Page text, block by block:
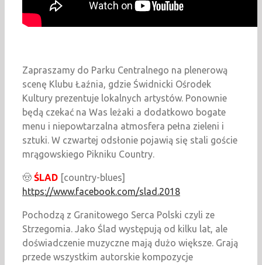
Zapraszamy do Parku Centralnego na plenerową
scenę Klubu Łaźnia, gdzie Świdnicki Ośrodek
Kultury prezentuje lokalnych artystów. Ponownie
będą czekać na Was leżaki a dodatkowo bogate
menu i niepowtarzalna atmosfera pełna zieleni i
sztuki. W czwartej odsłonie pojawią się stali goście
mrągowskiego Pikniku Country.
🤠 ŚLAD [country-blues]
https://www.facebook.com/slad.2018
Pochodzą z Granitowego Serca Polski czyli ze
Strzegomia. Jako Ślad występują od kilku lat, ale
doświadczenie muzyczne mają dużo większe. Grają
przede wszystkim autorskie kompozycje